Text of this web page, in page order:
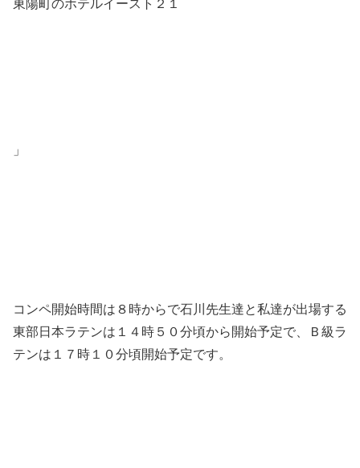
」
コンペ開始時間は８時からで石川先生達と私達が出場する
東部日本ラテンは１４時５０分頃から開始予定で、Ｂ級ラ
テンは１７時１０分頃開始予定です。